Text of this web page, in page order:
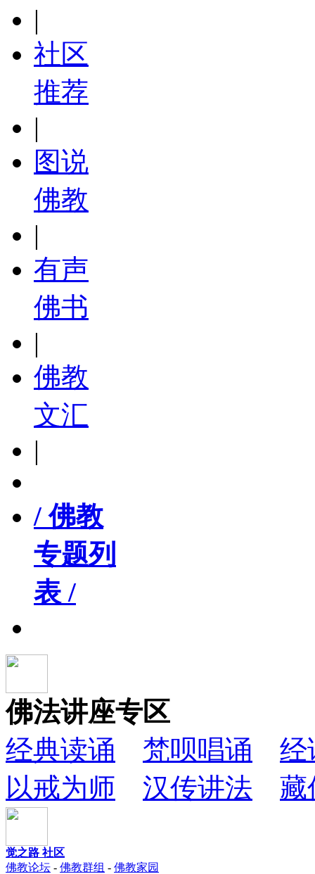
|
社区
推荐
|
图说
佛教
|
有声
佛书
|
佛教
文汇
|
/ 佛教
专题列
表 /
佛法讲座专区
经典读诵
梵呗唱诵
经
以戒为师
汉传讲法 藏
觉之路 社区
佛教论坛 - 佛教群组 - 佛教家园